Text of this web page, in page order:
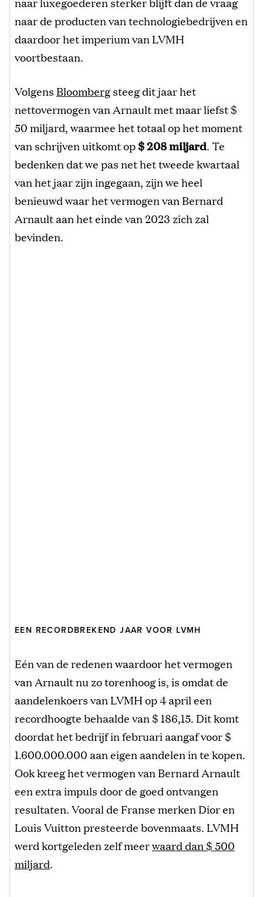
naar de producten van technologiebedrijven en
daardoor het imperium van LVMH
voortbestaan.
Volgens Bloombergsteeg dit jaar het
nettovermogen van Arnault met maar liefst $
50 miljard, waarmee het totaal op het moment
van schrijven uitkomt op$ 208 miljard. Te
bedenken dat we pas net het tweede kwartaal
van het jaar zijn ingegaan, zijn we heel
benieuwd waar het vermogen van Bernard
Arnault aan het einde van 2023 zich zal
bevinden.
EEN RECORDBREKEND JAAR VOOR LVMH
Eén van de redenen waardoor het vermogen
van Arnault nu zo torenhoog is, is omdat de
aandelenkoers van LVMH op 4 april een
recordhoogte behaalde van $ 186,15. Dit komt
doordat het bedrijf in februari aangaf voor $
1.600.000.000 aan eigen aandelen in te kopen.
Ook kreeg het vermogen van Bernard Arnault
een extra impuls door de goed ontvangen
resultaten. Vooral de Franse merken Dior en
Louis Vuitton presteerde bovenmaats. LVMH
werd kortgeleden zelf meerwaard dan $ 500
miljard.